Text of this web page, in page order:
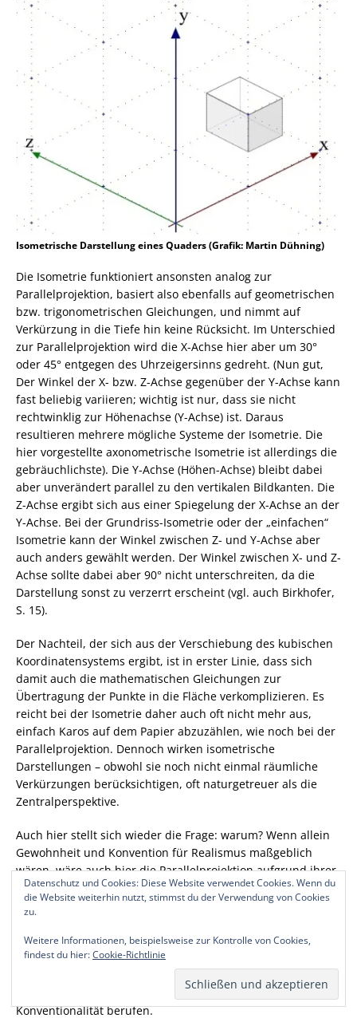
Isometrische Darstellung eines Quaders (Grafik: Martin Dühning)
Die Isometrie funktioniert ansonsten analog zur
Parallelprojektion, basiert also ebenfalls auf geometrischen
bzw. trigonometrischen Gleichungen, und nimmt auf
Verkürzung in die Tiefe hin keine Rücksicht. Im Unterschied
zur Parallelprojektion wird die X-Achse hier aber um 30°
oder 45° entgegen des Uhrzeigersinns gedreht. (Nun gut,
Der Winkel der X- bzw. Z-Achse gegenüber der Y-Achse kann
fast beliebig variieren; wichtig ist nur, dass sie nicht
rechtwinklig zur Höhenachse (Y-Achse) ist. Daraus
resultieren mehrere mögliche Systeme der Isometrie. Die
hier vorgestellte axonometrische Isometrie ist allerdings die
gebräuchlichste). Die Y-Achse (Höhen-Achse) bleibt dabei
aber unverändert parallel zu den vertikalen Bildkanten. Die
Z-Achse ergibt sich aus einer Spiegelung der X-Achse an der
Y-Achse. Bei der Grundriss-Isometrie oder der „einfachen“
Isometrie kann der Winkel zwischen Z- und Y-Achse aber
auch anders gewählt werden. Der Winkel zwischen X- und Z-
Achse sollte dabei aber 90° nicht unterschreiten, da die
Darstellung sonst zu verzerrt erscheint (vgl. auch Birkhofer,
S. 15).
Der Nachteil, der sich aus der Verschiebung des kubischen
Koordinatensystems ergibt, ist in erster Linie, dass sich
damit auch die mathematischen Gleichungen zur
Übertragung der Punkte in die Fläche verkomplizieren. Es
reicht bei der Isometrie daher auch oft nicht mehr aus,
einfach Karos auf dem Papier abzuzählen, wie noch bei der
Parallelprojektion. Dennoch wirken isometrische
Darstellungen – obwohl sie noch nicht einmal räumliche
Verkürzungen berücksichtigen, oft naturgetreuer als die
Zentralperspektive.
Auch hier stellt sich wieder die Frage: warum? Wenn allein
Gewohnheit und Konvention für Realismus maßgeblich
wären, wäre auch hier die Parallelprojektion aufgrund ihrer
Verbreitung klar im Vorteil. Sobald man aber als Grund
angibt, dass die Isometrie der natürlichen Wahrnehmung
niemals drei Seiten eines Körpers gleichzeitig sehen oder
fotografieren kann, solange dieser mit paralleler
und kann sich nicht mehr allein auf
Konventionalität berufen.
Datenschutz und Cookies: Diese Website verwendet Cookies. Wenn du
die Website weiterhin nutzt, stimmst du der Verwendung von Cookies
zu.
Weitere Informationen, beispielsweise zur Kontrolle von Cookies,
findest du hier:Cookie-Richtlinie